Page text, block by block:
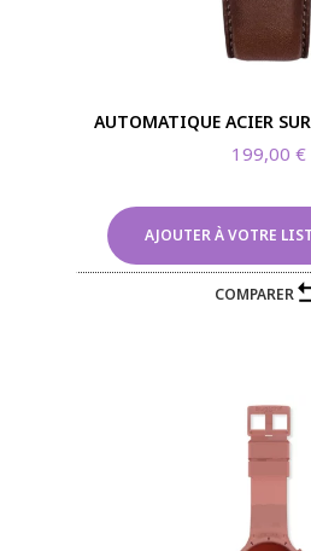
AUTOMATIQUE ACIER
199,00€
AJOUTER À VOTRE
COMPARER